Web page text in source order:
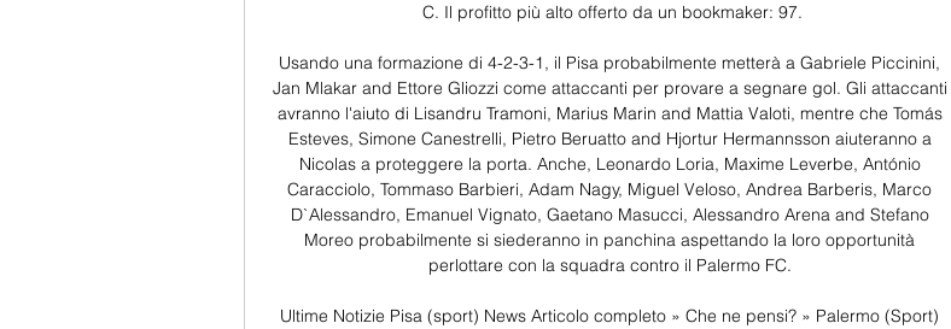
C. Il profitto più alto offerto da un bookmaker: 97.
Usando una formazione di 4-2-3-1, il Pisa probabilmente metterà a Gabriele Piccinini,
Jan Mlakar and Ettore Gliozzi come attaccanti per provare a segnare gol. Gli attaccanti
avranno l'aiuto di Lisandru Tramoni, Marius Marin and Mattia Valoti, mentre che Tomás
Esteves, Simone Canestrelli, Pietro Beruatto and Hjortur Hermannsson aiuteranno a
Nicolas a proteggere la porta. Anche, Leonardo Loria, Maxime Leverbe, António
Caracciolo, Tommaso Barbieri, Adam Nagy, Miguel Veloso, Andrea Barberis, Marco
D`Alessandro, Emanuel Vignato, Gaetano Masucci, Alessandro Arena and Stefano
Moreo probabilmente si siederanno in panchina aspettando la loro opportunità
perlottare con la squadra contro il Palermo FC.
Ultime Notizie Pisa (sport) News Articolo completo » Che ne pensi? » Palermo (Sport)